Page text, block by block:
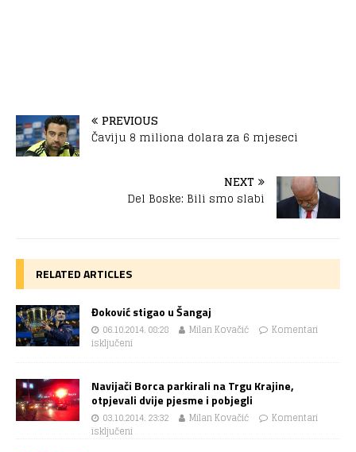
PREVIOUS
Čaviju 8 miliona dolara za 6 mjeseci
NEXT
Del Boske: Bili smo slabi
RELATED ARTICLES
Đoković stigao u Šangaj
06.10.2014. 08:28 Milan Kovačić
Komentari
isključeni
Navijači Borca parkirali na Trgu Krajine,
otpjevali dvije pjesme i pobjegli
03.10.2014. 23:32 Milan Kovačić
Komentari
isključeni